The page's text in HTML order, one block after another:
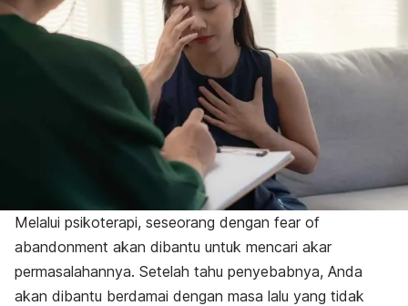
Melalui psikoterapi, seseorang dengan fear of
abandonment akan dibantu untuk mencari akar
permasalahannya. Setelah tahu penyebabnya, Anda
akan dibantu berdamai dengan masa lalu yang tidak